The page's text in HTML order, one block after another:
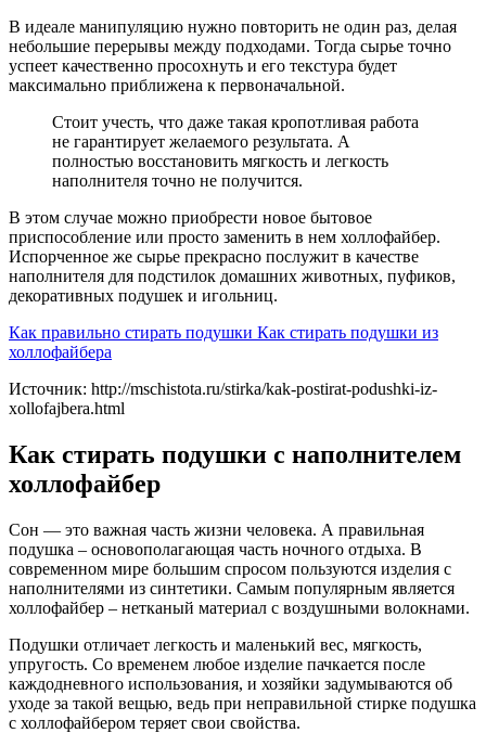
В идеале манипуляцию нужно повторить не один раз, делая
небольшие перерывы между подходами. Тогда сырье точно
успеет качественно просохнуть и его текстура будет
максимально приближена к первоначальной.
Стоит учесть, что даже такая кропотливая работа
не гарантирует желаемого результата. А
полностью восстановить мягкость и легкость
наполнителя точно не получится.
В этом случае можно приобрести новое бытовое
приспособление или просто заменить в нем холлофайбер.
Испорченное же сырье прекрасно послужит в качестве
наполнителя для подстилок домашних животных, пуфиков,
декоративных подушек и игольниц.
Как правильно стирать подушки Как стирать подушки из
холлофайбера
Источник: http://mschistota.ru/stirka/kak-postirat-podushki-iz-
xollofajbera.html
Как стирать подушки с наполнителем
холлофайбер
Сон — это важная часть жизни человека. А правильная
подушка – основополагающая часть ночного отдыха. В
современном мире большим спросом пользуются изделия с
наполнителями из синтетики. Самым популярным является
холлофайбер – нетканый материал с воздушными волокнами.
Подушки отличает легкость и маленький вес, мягкость,
упругость. Со временем любое изделие пачкается после
каждодневного использования, и хозяйки задумываются об
уходе за такой вещью, ведь при неправильной стирке подушка
с холлофайбером теряет свои свойства.